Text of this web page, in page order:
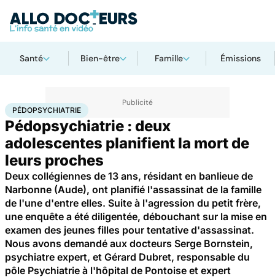
Santé Bien-être Famille Émissions
AccueilBien-êtrePsycho Pédopsychiatrie
PÉDOPSYCHIATRIE
Pédopsychiatrie : deux
adolescentes planifient la mort de
leurs proches
Deux collégiennes de 13 ans, résidant en banlieue de
Narbonne (Aude), ont planifié l'assassinat de la famille
de l'une d'entre elles. Suite à l'agression du petit frère,
une enquête a été diligentée, débouchant sur la mise en
examen des jeunes filles pour tentative d'assassinat.
Nous avons demandé aux docteurs Serge Bornstein,
psychiatre expert, et Gérard Dubret, responsable du
pôle Psychiatrie à l'hôpital de Pontoise et expert